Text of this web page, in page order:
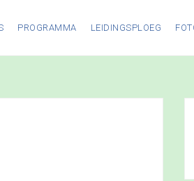
PROGRAMMA LEIDINGSPLOEG